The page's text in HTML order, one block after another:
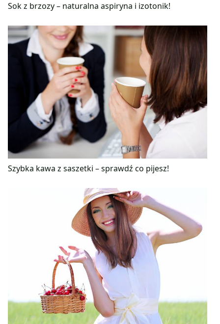
Sok z brzozy – naturalna aspiryna i izotonik!
Szybka kawa z saszetki – sprawdź co pijesz!